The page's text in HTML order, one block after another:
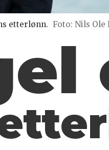
etterlønn. Foto: Nils Ole